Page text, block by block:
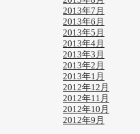
2013年7月
2013年6月
2013年5月
2013年4月
2013年3月
2013年2月
2013年1月
2012年12月
2012年11月
2012年10月
2012年9月